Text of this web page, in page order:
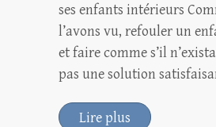
ses enfants intérieurs
l’avons vu, refouler un
et faire comme s’il
pas une solution
Lire plus